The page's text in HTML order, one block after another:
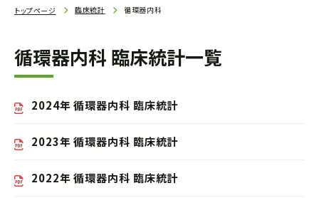
トップページ 臨床統計 循環器内科
循環器内科 臨床統計一覧
2024年 循環器内科 臨床統計
2023年 循環器内科 臨床統計
2022年 循環器内科 臨床統計